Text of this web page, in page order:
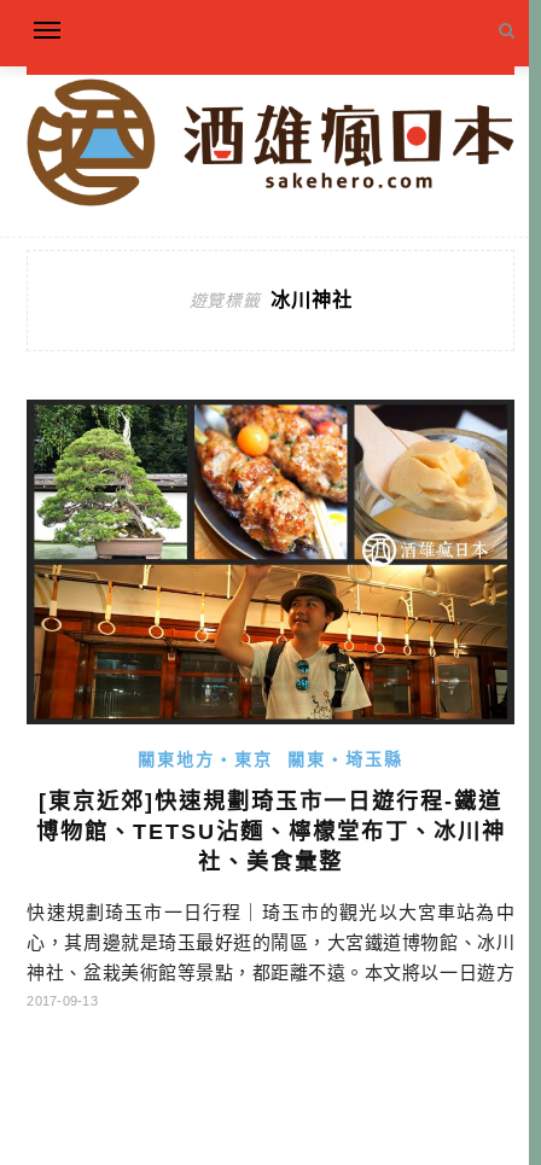
遊覽標籤 冰川神社
關東地方・東京 關東・埼玉縣
[東京近郊]快速規劃琦玉市一日遊行程-鐵道
博物館、TETSU沾麵、檸檬堂布丁、冰川神
社、美食彙整
快速規劃琦玉市一日行程｜琦玉市的觀光以大宮車站為中
心，其周邊就是琦玉最好逛的鬧區，大宮鐵道博物館、冰川
神社、盆栽美術館等景點，都距離不遠。本文將以一日遊方
式，介紹琦玉市的景點及美食，請務必看看哦！ 琦玉市是琦
2017-09-13